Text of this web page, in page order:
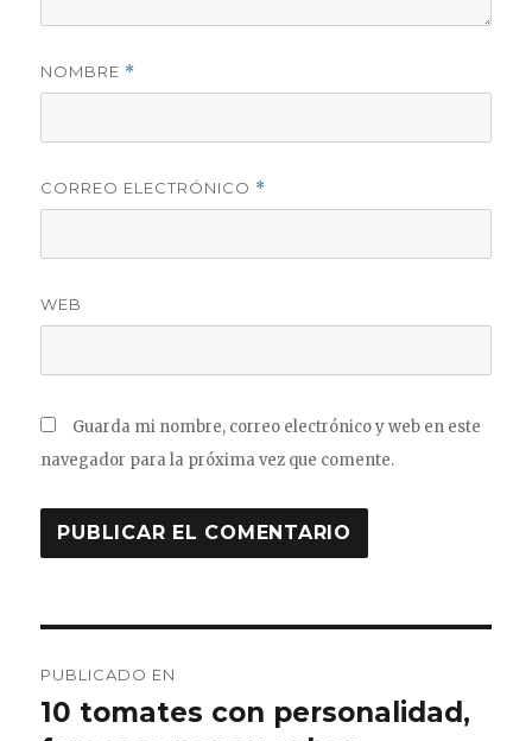
NOMBRE *
CORREO ELECTRÓNICO *
WEB
Guarda mi nombre, correo electrónico y web en este
navegador para la próxima vez que comente.
de
PUBLICADO EN
10 tomates con personalidad,